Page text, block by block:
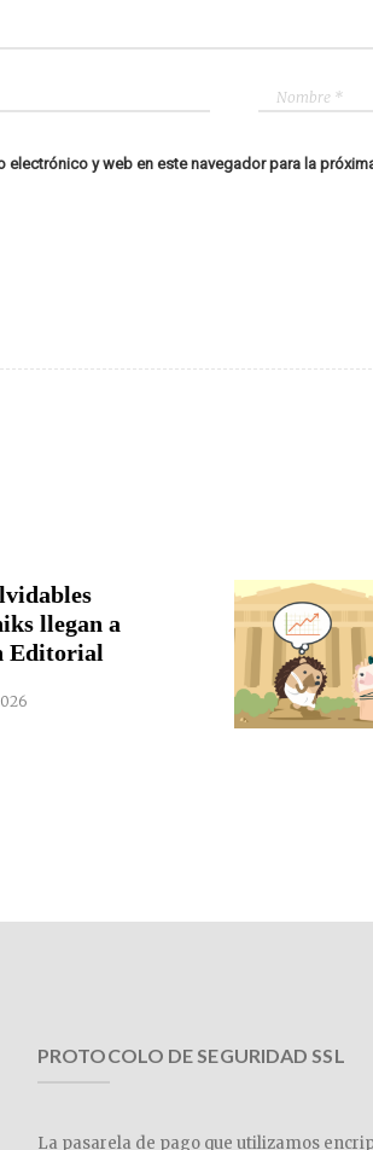
electrónico y web en este navegador para la
llegan a
Editorial
PROTOCOLO DE SEGURIDAD SSL
La pasarela de pago que utilizamos